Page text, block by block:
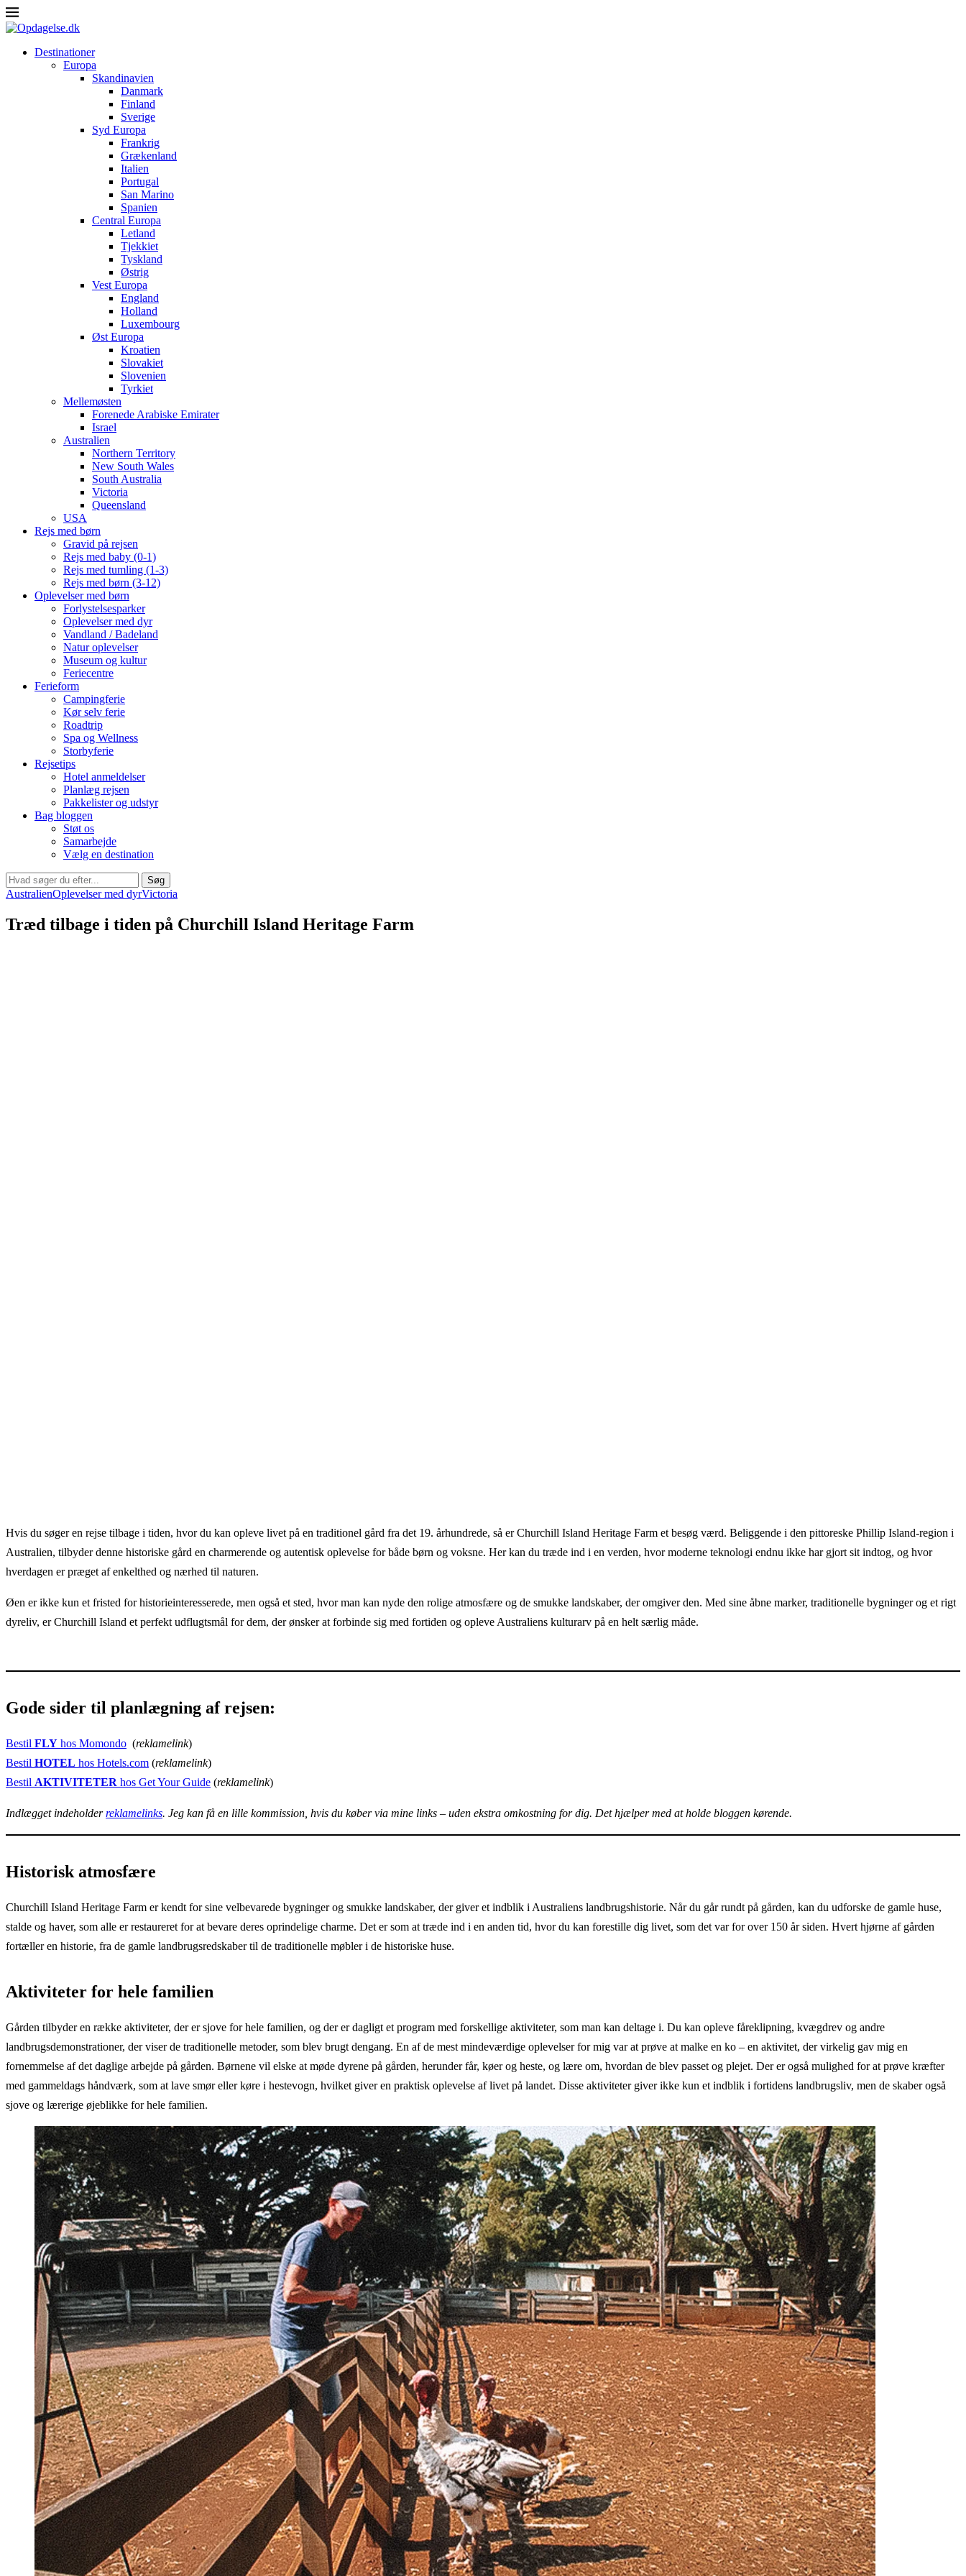
Destinationer
Europa
Skandinavien
Danmark
Finland
Sverige
Syd Europa
Frankrig
Grækenland
Italien
Portugal
San Marino
Spanien
Central Europa
Letland
Tjekkiet
Tyskland
Østrig
Vest Europa
England
Holland
Luxembourg
Øst Europa
Kroatien
Slovakiet
Slovenien
Tyrkiet
Mellemøsten
Forenede Arabiske Emirater
Israel
Australien
Northern Territory
New South Wales
South Australia
Victoria
Queensland
USA
Rejs med børn
Gravid på rejsen
Rejs med baby (0-1)
Rejs med tumling (1-3)
Rejs med børn (3-12)
Oplevelser med børn
Forlystelsesparker
Oplevelser med dyr
Vandland / Badeland
Natur oplevelser
Museum og kultur
Feriecentre
Ferieform
Campingferie
Kør selv ferie
Roadtrip
Spa og Wellness
Storbyferie
Rejsetips
Hotel anmeldelser
Planlæg rejsen
Pakkelister og udstyr
Bag bloggen
Støt os
Samarbejde
Vælg en destination
Søg
AustralienOplevelser med dyrVictoria
Træd tilbage i tiden på Churchill Island Heritage Farm
Hvis du søger en rejse tilbage i tiden, hvor du kan opleve livet på en traditionel gård fra det 19. århundrede, så er Churchill Island Heritage Farm et besøg værd. Beliggende i den pittoreske Phillip Island-region i
Australien, tilbyder denne historiske gård en charmerende og autentisk oplevelse for både børn og voksne. Her kan du træde ind i en verden, hvor moderne teknologi endnu ikke har gjort sit indtog, og hvor
hverdagen er præget af enkelthed og nærhed til naturen.
Øen er ikke kun et fristed for historieinteresserede, men også et sted, hvor man kan nyde den rolige atmosfære og de smukke landskaber, der omgiver den. Med sine åbne marker, traditionelle bygninger og et rigt
dyreliv, er Churchill Island et perfekt udflugtsmål for dem, der ønsker at forbinde sig med fortiden og opleve Australiens kulturarv på en helt særlig måde.
Gode sider til planlægning af rejsen:
Bestil FLY hos Momondo (reklamelink)
Bestil HOTEL hos Hotels.com (reklamelink)
Bestil AKTIVITETER hos Get Your Guide (reklamelink)
Indlægget indeholderreklamelinks. Jeg kan få en lille kommission, hvis du køber via mine links – uden ekstra omkostning for dig. Det hjælper med at holde bloggen kørende.
Historisk atmosfære
Churchill Island Heritage Farm er kendt for sine velbevarede bygninger og smukke landskaber, der giver et indblik i Australiens landbrugshistorie. Når du går rundt på gården, kan du udforske de gamle huse,
stalde og haver, som alle er restaureret for at bevare deres oprindelige charme. Det er som at træde ind i en anden tid, hvor du kan forestille dig livet, som det var for over 150 år siden. Hvert hjørne af gården
fortæller en historie, fra de gamle landbrugsredskaber til de traditionelle møbler i de historiske huse.
Aktiviteter for hele familien
Gården tilbyder en række aktiviteter, der er sjove for hele familien, og der er dagligt et program med forskellige aktiviteter, som man kan deltage i. Du kan opleve fåreklipning, kvægdrev og andre
landbrugsdemonstrationer, der viser de traditionelle metoder, som blev brugt dengang. En af de mest mindeværdige oplevelser for mig var at prøve at malke en ko – en aktivitet, der virkelig gav mig en
fornemmelse af det daglige arbejde på gården. Børnene vil elske at møde dyrene på gården, herunder får, køer og heste, og lære om, hvordan de blev passet og plejet. Der er også mulighed for at prøve kræfter
med gammeldags håndværk, som at lave smør eller køre i hestevogn, hvilket giver en praktisk oplevelse af livet på landet. Disse aktiviteter giver ikke kun et indblik i fortidens landbrugsliv, men de skaber også
sjove og lærerige øjeblikke for hele familien.